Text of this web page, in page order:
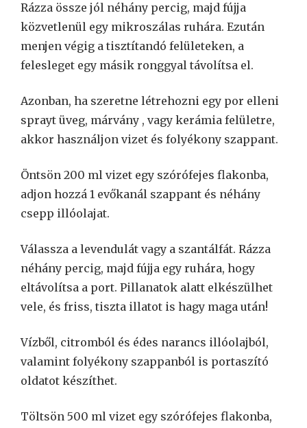
Rázza össze jól néhány percig, majd fújja
közvetlenül egy mikroszálas ruhára. Ezután
menjen végig a tisztítandó felületeken, a
felesleget egy másik ronggyal távolítsa el.
Azonban, ha szeretne létrehozni egy por elleni
sprayt üveg, márvány , vagy kerámia felületre,
akkor használjon vizet és folyékony szappant.
Öntsön 200 ml vizet egy szórófejes flakonba,
adjon hozzá 1 evőkanál szappant és néhány
csepp illóolajat.
Válassza a levendulát vagy a szantálfát. Rázza
néhány percig, majd fújja egy ruhára, hogy
eltávolítsa a port. Pillanatok alatt elkészülhet
vele, és friss, tiszta illatot is hagy maga után!
Vízből, citromból és édes narancs illóolajból,
valamint folyékony szappanból is portaszító
oldatot készíthet.
Töltsön 500 ml vizet egy szórófejes flakonba,